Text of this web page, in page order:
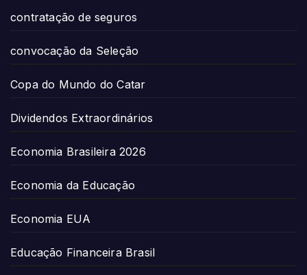
contratação de seguros
convocação da Seleção
Copa do Mundo do Catar
Dividendos Extraordinários
Economia Brasileira 2026
Economia da Educação
Economia EUA
Educação Financeira Brasil